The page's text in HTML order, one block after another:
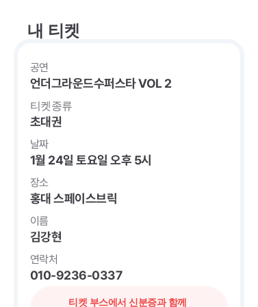
내 티켓
공연
언더그라운드수퍼스타 VOL 2
티켓종류
초대권
날짜
1월 24일 토요일 오후 5시
장소
홍대 스페이스브릭
이름
김강현
연락처
010-9236-0337
티켓 부스에서 신분증과 함께